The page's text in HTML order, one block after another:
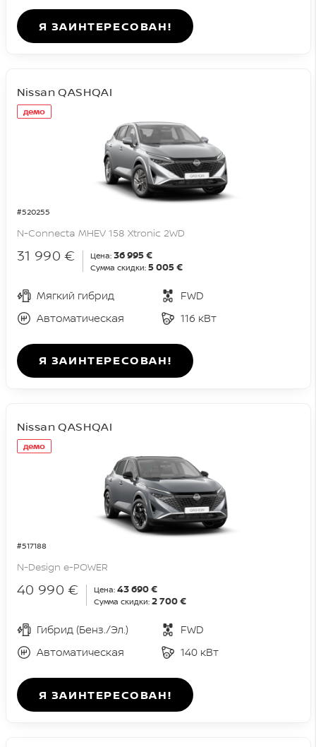
Я ЗАИНТЕРЕСОВАН!
демо
#520255
Nissan QASHQAI
N-Connecta MHEV 158 Xtronic 2WD
31 990 € Цена: 36 995 €
Сумма скидки: 5 005 €
Мягкий гибрид
FWD
Автоматическая
116 кВт
Я ЗАИНТЕРЕСОВАН!
демо
#517188
Nissan QASHQAI
N-Design e-POWER
40 990 € Цена: 43 690 €
Сумма скидки: 2 700 €
Гибрид (Бенз./Эл.)
FWD
Автоматическая
140 кВт
Я ЗАИНТЕРЕСОВАН!